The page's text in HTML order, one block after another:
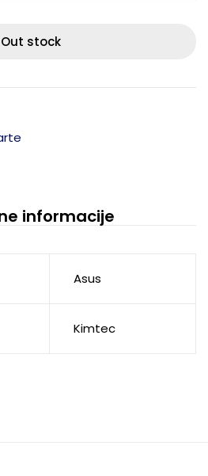
Out stock
informacije
Asus
Kimtec